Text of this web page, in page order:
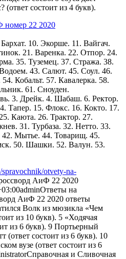
(ответ состоит из 4 букв).
10. Экорше. 11. Вайгач.
21. Варенка. 22. Отпор. 24.
35. Туземец. 37. Стража. 38.
43. Салют. 45. Соул. 46.
Кобальт. 57. Кавалерка. 58.
61. Сноуден.
3. Дрейк. 4. Шабаш. 6. Ректор.
Тапер. 15. Флокс. 16. Кокто. 17.
Каюта. 26. Трактор. 27.
31. Турбаза. 32. Нетто. 33.
Мытье. 44. Товарищ. 45.
50. Шашки. 52. Валун. 53.
otvety-na-
АиФ 22 2020
adminОтветы на
АиФ 22 2020 ответы
Волк из мюзикла «Чем
из 10 букв). 5 «Ходячая
из 6 букв). 9 Портьерный
(ответ состоит из 6 букв). 10
вузе (ответ состоит из 6
Справочная и Сливочная